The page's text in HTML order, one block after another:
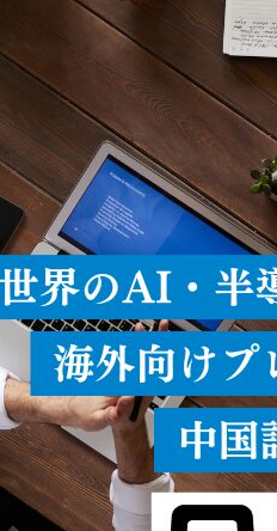
モード、長
て使用するこ
一のデバイス
距離まで届く
[…]